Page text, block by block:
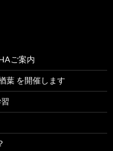
ご案内
葉 を開催します